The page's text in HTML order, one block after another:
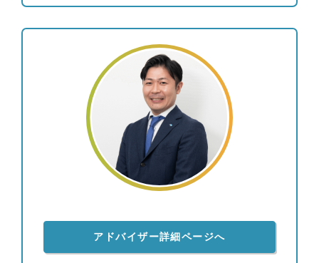
アドバイザー詳細ページへ